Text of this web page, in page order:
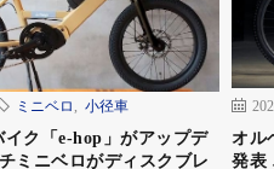
ミニベロ 小径車
イク「e-hop」がアップデ
ミニベロがディスクブレ
オル
発表